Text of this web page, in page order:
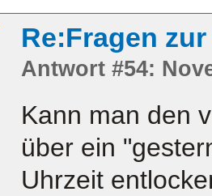
Re:Fragen
Antwort #54:
Kann man den
über ein
Uhrzeit